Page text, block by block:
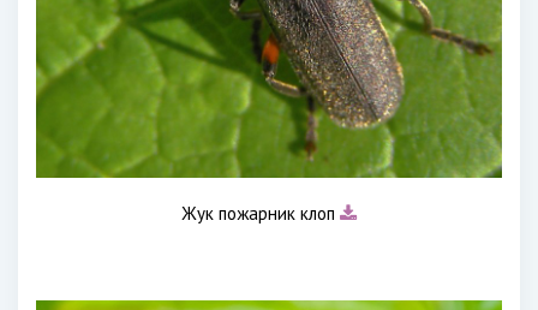
Жук пожарник клоп